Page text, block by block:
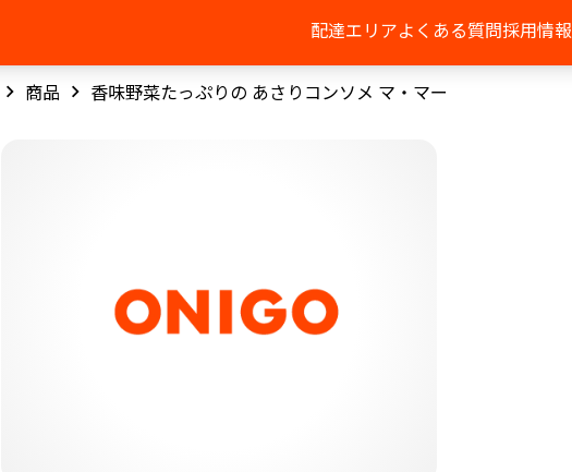
配達エリアよくある質問採用情報
商品 香味野菜たっぷりの あさりコンソメ マ・マー